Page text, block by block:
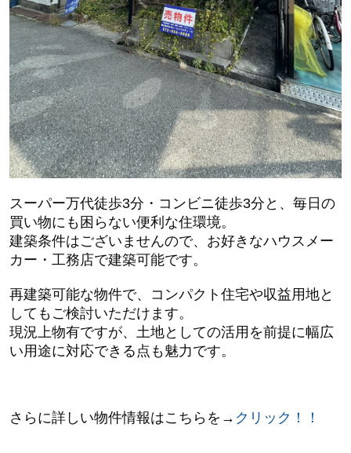
スーパー万代徒歩3分・コンビニ徒歩3分と、毎日の
買い物にも困らない便利な住環境。
建築条件はございませんので、お好きなハウスメー
カー・工務店で建築可能です。
再建築可能な物件で、コンパクト住宅や収益用地と
してもご検討いただけます。
現況上物有ですが、土地としての活用を前提に幅広
い用途に対応できる点も魅力です。
さらに詳しい物件情報はこちらを→ クリック！！